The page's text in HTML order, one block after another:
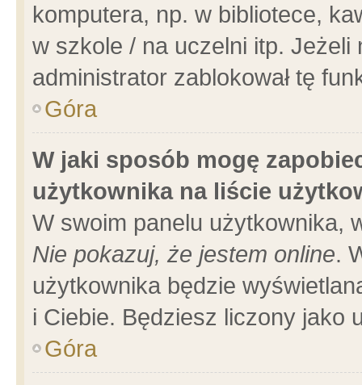
komputera, np. w bibliotece,
w szkole / na uczelni itp.
administrator zablokował tę
Góra
W jaki sposób mogę
użytkownika na liście
W swoim panelu użytkownika,
Nie pokazuj, że jestem online.
użytkownika będzie
i Ciebie. Będziesz liczony jako
Góra